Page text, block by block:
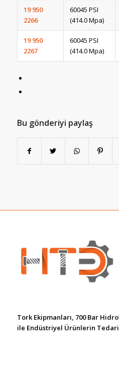
19 950
2266
60045 PSI
(414.0 Mpa)
19 950
2267
60045 PSI
(414.0 Mpa)
Bu gönderiyi paylaş
Tork Ekipmanları, 700 Bar
ile Endüstriyel Ürünlerin